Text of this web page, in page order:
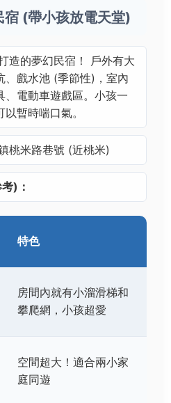
宿 (帶小孩放電天堂)
造的夢幻民宿！ 戶外有大
、戲水池 (季節性)，室內
、電動車遊戲區。小孩一
暫時喘口氣。
桃米路巷號 (近桃米)
)：
特色
房間內就有小溜滑梯和
攀爬網，小孩超愛
空間超大！適合兩小家
庭同遊